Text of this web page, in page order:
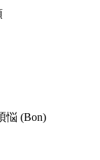
悩 (Bon)